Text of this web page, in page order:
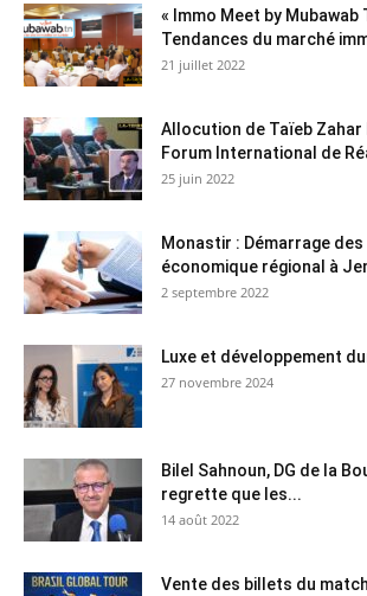
« Immo Meet by Mubawab
Tendances du marché
21 juillet 2022
Allocution de Taïeb Zahar
Forum International de
25 juin 2022
Monastir : Démarrage
économique régional à
2 septembre 2022
Luxe et développement
27 novembre 2024
Bilel Sahnoun, DG de la
regrette que les...
14 août 2022
Vente des billets du